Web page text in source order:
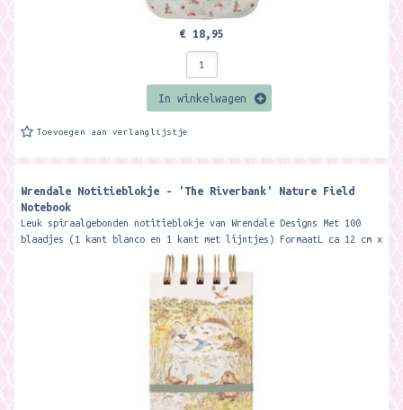
€ 18,95
In winkelwagen
Toevoegen aan verlanglijstje
Wrendale Notitieblokje - 'The Riverbank' Nature Field
Notebook
Leuk spiraalgebonden notitieblokje van Wrendale Designs Met 100
blaadjes (1 kant blanco en 1 kant met lijntjes) FormaatL ca 12 cm x